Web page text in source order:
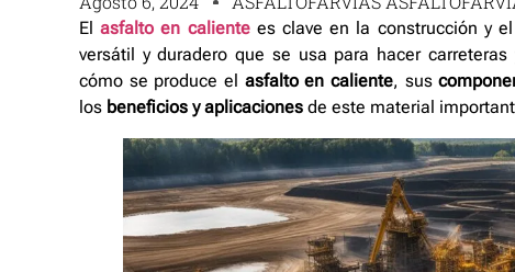
Elasfalto en calientees clave en la construcción y
versátil y duradero que se usa para hacer
cómo se produce el asfalto en caliente, sus
los beneficios y aplicaciones de este material